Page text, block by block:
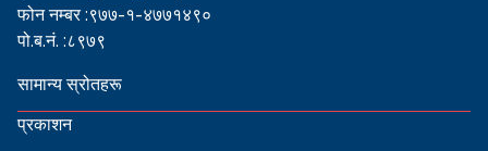
फोन नम्बर :९७७-१-४७७१४९०
पो.ब.नं. :८९७९
सामान्य स्रोतहरू
प्रकाशन